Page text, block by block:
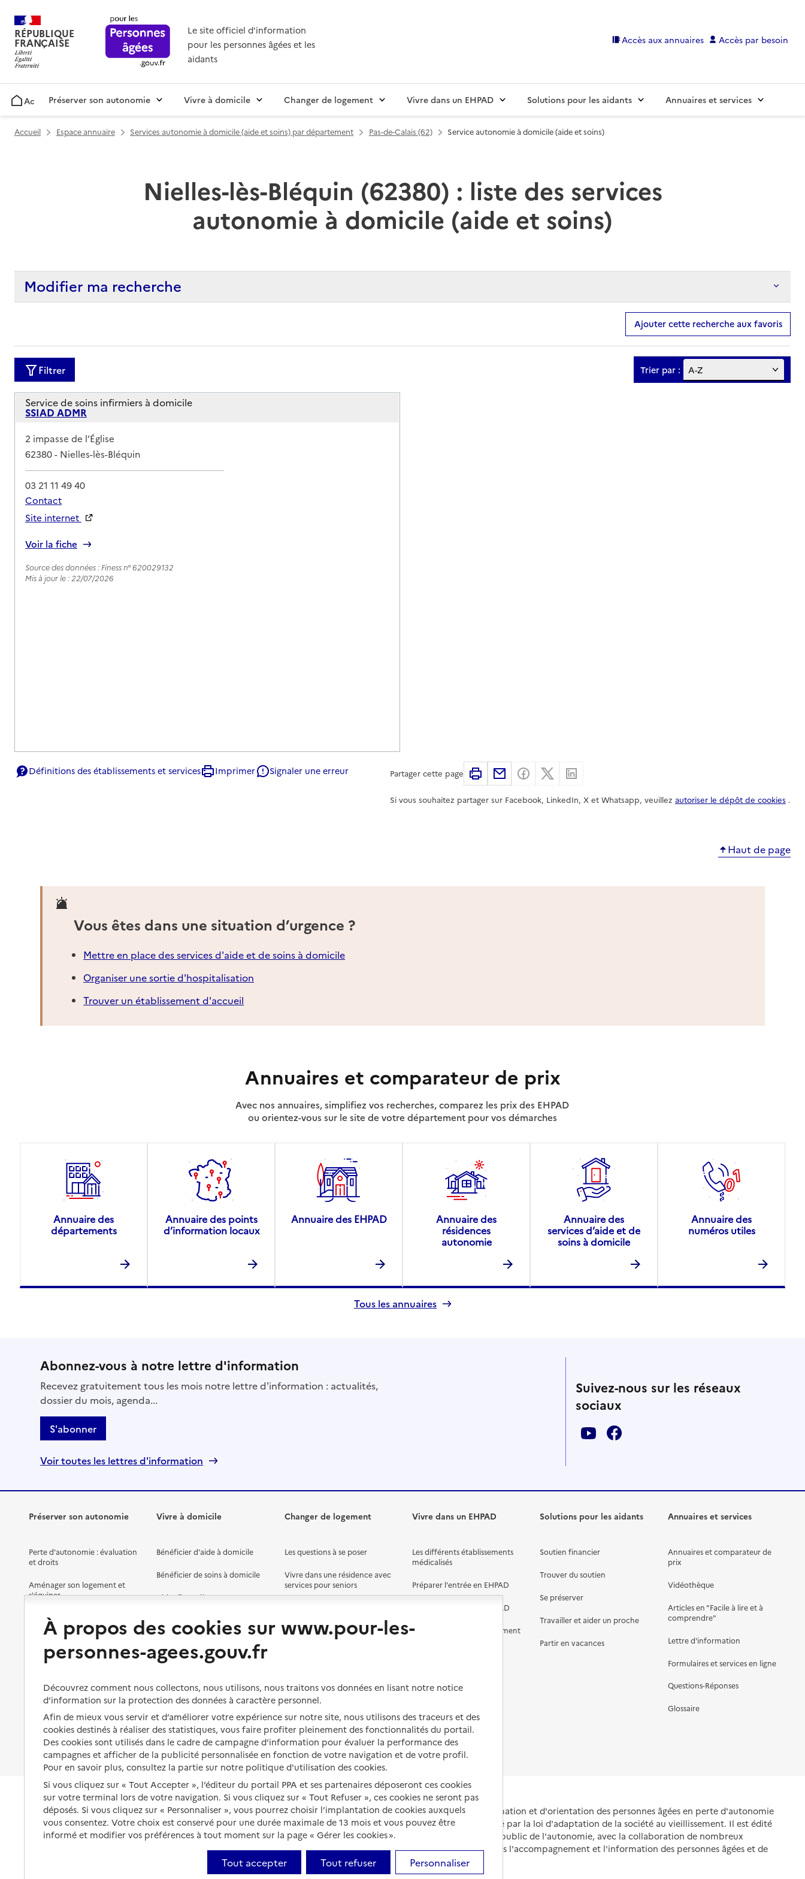
RÉPUBLIQUE
FRANÇAISE
Le site officiel d'information
pour les personnes âgées et les
aidants
Accès aux annuaires Accès par besoin
AccueilPréserver son autonomie Vivre à domicile Changer de logement Vivre dans un EHPAD Solutions pour les aidants Annuaires et services
Accueil Espace annuaire Services autonomie à domicile (aide et soins) par département Pas-de-Calais (62) Service autonomie à domicile (aide et soins)
Nielles-lès-Bléquin (62380) : liste des services
autonomie à domicile (aide et soins)
Modifier ma recherche
Ajouter cette recherche aux favoris
Filtrer Trier par :
Service de soins infirmiers à domicile
SSIAD ADMR
Adresse
2 impasse de l’Église
62380- Nielles-lès-Bléquin
03 21 11 49 40
Contact
Site internet
Voir la fiche
Source des données : Finess n° 620029132
Mis à jour le : 22/07/2026
Définitions des établissements et services Imprimer Signaler une erreur Partager cette page ImprimerPartager par email
Partager sur Facebook
Partager sur X
Si vous souhaitez partager sur Facebook, LinkedIn, X et Whatsapp, veuillez autoriser le dépôt de cookies .
Haut de page
Vous êtes dans une situation d’urgence ?
Mettre en place des services d'aide et de soins à domicile
Organiser une sortie d'hospitalisation
Trouver un établissement d'accueil
Annuaires et comparateur de prix
Avec nos annuaires, simplifiez vos recherches, comparez les prix des EHPAD
ou orientez-vous sur le site de votre département pour vos démarches
Annuaire des
départements
Annuaire des points
d’information locaux
Annuaire des EHPAD
Annuaire des
résidences
autonomie
Annuaire des
services d’aide et de
soins à domicile
Annuaire des
numéros utiles
Tous les annuaires
Abonnez-vous à notre lettre d'information
Recevez gratuitement tous les mois notre lettre d'information : actualités,
dossier du mois, agenda...
S'abonner
Voir toutes les lettres d'information
Suivez-nous sur les réseaux
sociaux
Préserver son autonomie
Perte d'autonomie : évaluation
et droits
Aménager son logement et
s'équiper
Préserver son autonomie et sa
santé
Organiser à l'avance sa propre
protection
Les mesures de protection
Les obligations de la famille
À qui s’adresser ?
Les politiques du grand âge
Vivre à domicile
Bénéficier d'aide à domicile
Bénéficier de soins à domicile
Aides financières
Solutions d'accueil temporaire
Vivre à domicile avec une
Être hospitalisé
Fin de vie à domicile
Changer de logement
Les questions à se poser
Vivre dans une résidence avec
services pour seniors
Vivre en accueil familial
Vivre dans un EHPAD
Les différents établissements
médicalisés
Préparer l'entrée en EHPAD
Aides financières en EHPAD
Prévention, accompagnement
Fin de vie en EHPAD
Solutions pour les aidants
Soutien financier
Trouver du soutien
Se préserver
Travailler et aider un proche
Partir en vacances
Annuaires et services
Annuaires et comparateur de
prix
Vidéothèque
Articles en "Facile à lire et à
comprendre"
Lettre d'information
Formulaires et services en ligne
Questions-Réponses
Glossaire
Portail national d'information et d'orientation des personnes âgées en perte d'autonomie
et de leurs proches, créé par la loi d'adaptation de la société au vieillissement. Il est édité
et animé par le Service public de l'autonomie, avec la collaboration de nombreux
partenaires engagés dans l'accompagnement et l'information des personnes âgées et de
leurs aidants.
À propos des cookies sur www.pour-les-
personnes-agees.gouv.fr
Découvrez comment nous collectons, nous utilisons, nous traitons vos données en lisant notre notice
d’information sur la protection des données à caractère personnel.
Afin de mieux vous servir et d’améliorer votre expérience sur notre site, nous utilisons des traceurs et des
cookies destinés à réaliser des statistiques, vous faire profiter pleinement des fonctionnalités du portail.
Des cookies sont utilisés dans le cadre de campagne d’information pour évaluer la performance des
campagnes et afficher de la publicité personnalisée en fonction de votre navigation et de votre profil.
Pour en savoir plus, consultez la partie sur notre politique d'utilisation des cookies.
Si vous cliquez sur « Tout Accepter », l’éditeur du portail PPA et ses partenaires déposeront ces cookies
sur votre terminal lors de votre navigation. Si vous cliquez sur « Tout Refuser », ces cookies ne seront pas
déposés. Si vous cliquez sur « Personnaliser », vous pourrez choisir l’implantation de cookies auxquels
vous consentez. Votre choix est conservé pour une durée maximale de 13 mois et vous pouvez être
informé et modifier vos préférences à tout moment sur la page « Gérer les cookies ».
Tout accepter Tout refuser Personnaliser